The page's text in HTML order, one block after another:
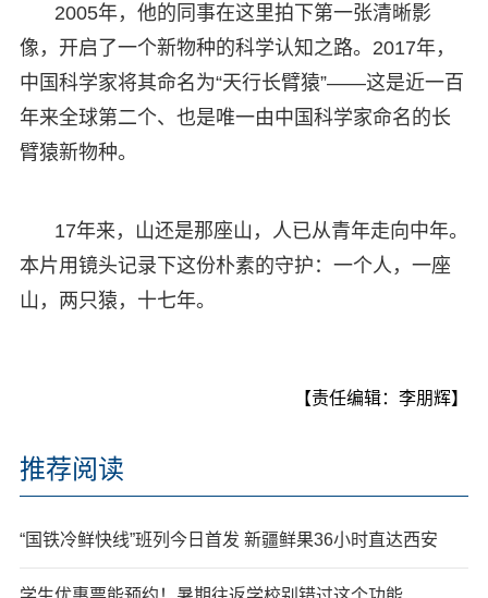
2005年，他的同事在这里拍下第一张清晰影
像，开启了一个新物种的科学认知之路。2017年，
中国科学家将其命名为“天行长臂猿”——这是近一百
年来全球第二个、也是唯一由中国科学家命名的长
臂猿新物种。
17年来，山还是那座山，人已从青年走向中年。
本片用镜头记录下这份朴素的守护：一个人，一座
山，两只猿，十七年。
【责任编辑：李朋辉】
推荐阅读
“国铁冷鲜快线”班列今日首发 新疆鲜果36小时直达西安